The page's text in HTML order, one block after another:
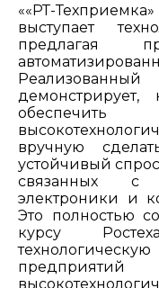
««РТ-
выступает
предлагая
демонстрирует,
обеспечить
вручную
устойчивый
связанных с
электроники и
Это полностью
курсу